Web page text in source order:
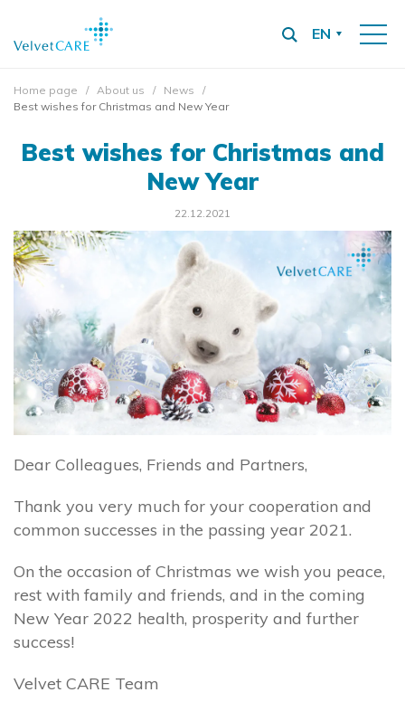
EN
Home page About us
News
Best wishes for Christmas and New Year
Best wishes for Christmas and
New Year
22.12.2021
Dear Colleagues, Friends and Partners,
Thank you very much for your cooperation and
common successes in the passing year 2021.
On the occasion of Christmas we wish you peace,
rest with family and friends, and in the coming
New Year 2022 health, prosperity and further
success!
Velvet CARE Team